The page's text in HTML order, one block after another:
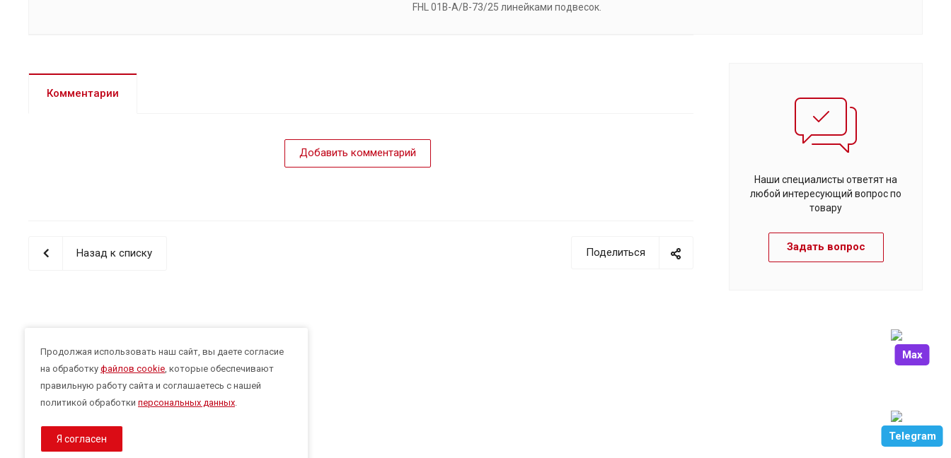
FHL 01B-A/B-73/25 линейками подвесок.
Комментарии
Добавить комментарий
Наши специалисты ответят на
любой интересующий вопрос по
товару
Задать вопрос
Поделиться
Назад к списку
Telegram
Max
Продолжая использовать наш сайт, вы даете согласие
на обработку файлов cookie, которые обеспечивают
правильную работу сайта и соглашаетесь с нашей
политикой обработки персональных данных.
Я согласен